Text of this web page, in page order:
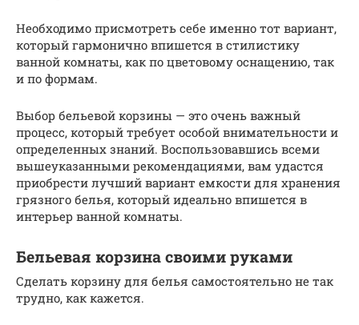
Необходимо присмотреть себе именно тот вариант,
который гармонично впишется в стилистику
ванной комнаты, как по цветовому оснащению, так
и по формам.
Выбор бельевой корзины — это очень важный
процесс, который требует особой внимательности и
определенных знаний. Воспользовавшись всеми
вышеуказанными рекомендациями, вам удастся
приобрести лучший вариант емкости для хранения
грязного белья, который идеально впишется в
интерьер ванной комнаты.
Бельевая корзина своими руками
Сделать корзину для белья самостоятельно не так
трудно, как кажется.